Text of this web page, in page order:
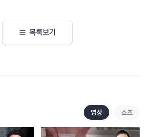
목록보기
영상 쇼츠